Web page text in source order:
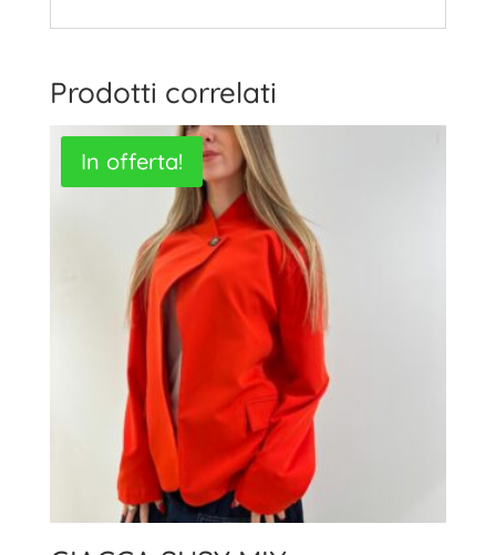
Prodotti correlati
In offerta!